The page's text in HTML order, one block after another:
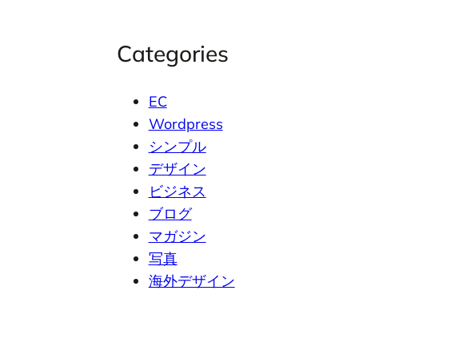
Categories
EC
Wordpress
シンプル
デザイン
ビジネス
ブログ
マガジン
写真
海外デザイン